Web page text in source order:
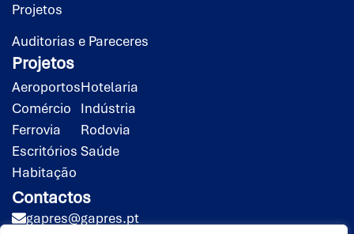
Projetos
Auditorias e Pareceres
Projetos
Aeroportos
Comércio
Ferrovia
Escritórios
Habitação
Hotelaria
Indústria
Rodovia
Saúde
Contactos
gapres@gapres.pt